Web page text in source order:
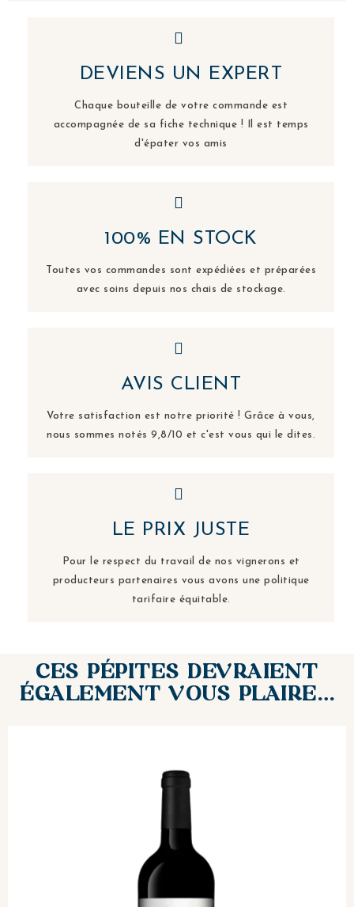
DEVIENS UN EXPERT
Chaque bouteille de votre commande est
accompagnée de sa fiche technique ! Il est temps
d'épater vos amis
100% EN STOCK
Toutes vos commandes sont expédiées et préparées
avec soins depuis nos chais de stockage.
AVIS CLIENT
Votre satisfaction est notre priorité ! Grâce à vous,
nous sommes notés 9,8/10 et c'est vous qui le dites.
LE PRIX JUSTE
Pour le respect du travail de nos vignerons et
producteurs partenaires vous avons une politique
tarifaire équitable.
CES PÉPITES DEVRAIENT
ÉGALEMENT VOUS PLAIRE…